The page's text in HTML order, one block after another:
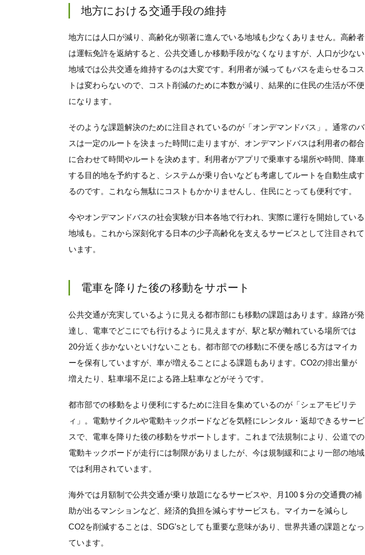
地方における交通手段の維持
地方には人口が減り、高齢化が顕著に進んでいる地域も少なくありません。高齢者
は運転免許を返納すると、公共交通しか移動手段がなくなりますが、人口が少ない
地域では公共交通を維持するのは大変です。利用者が減ってもバスを走らせるコス
トは変わらないので、コスト削減のために本数が減り、結果的に住民の生活が不便
になります。
そのような課題解決のために注目されているのが「オンデマンドバス」。通常のバ
スは一定のルートを決まった時間に走りますが、オンデマンドバスは利用者の都合
に合わせて時間やルートを決めます。利用者がアプリで乗車する場所や時間、降車
する目的地を予約すると、システムが乗り合いなども考慮してルートを自動生成す
るのです。これなら無駄にコストもかかりませんし、住民にとっても便利です。
今やオンデマンドバスの社会実験が日本各地で行われ、実際に運行を開始している
地域も。これから深刻化する日本の少子高齢化を支えるサービスとして注目されて
います。
電車を降りた後の移動をサポート
公共交通が充実しているように見える都市部にも移動の課題はあります。線路が発
達し、電車でどこにでも行けるように見えますが、駅と駅が離れている場所では
20分近く歩かないといけないことも。都市部での移動に不便を感じる方はマイカ
ーを保有していますが、車が増えることによる課題もあります。CO2の排出量が
増えたり、駐車場不足による路上駐車などがそうです。
都市部での移動をより便利にするために注目を集めているのが「シェアモビリテ
ィ」。電動サイクルや電動キックボードなどを気軽にレンタル・返却できるサービ
スで、電車を降りた後の移動をサポートします。これまで法規制により、公道での
電動キックボードが走行には制限がありましたが、今は規制緩和により一部の地域
では利用されています。
海外では月額制で公共交通が乗り放題になるサービスや、月100＄分の交通費の補
助が出るマンションなど、経済的負担を減らすサービスも。マイカーを減らし
CO2を削減することは、SDG’sとしても重要な意味があり、世界共通の課題となっ
ています。